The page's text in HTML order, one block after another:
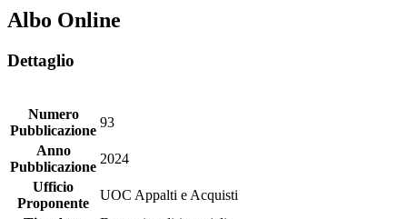
Albo Online
Dettaglio
Numero
Pubblicazione
93
Anno
Pubblicazione
2024
Ufficio
Proponente
UOC Appalti e Acquisti